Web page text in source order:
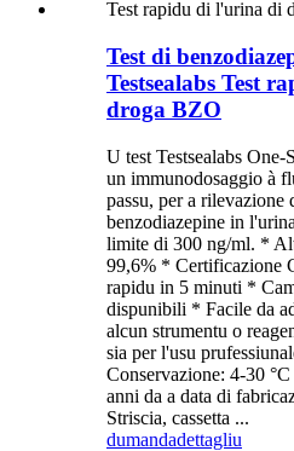
Test di
Testsealabs Test
droga BZO
U test Testsealabs
un immunodosaggio à
passu, per a rilevazione
benzodiazepine in
limite di 300 ng/ml. *
99,6% * Certificazione
rapidu in 5 minuti *
dispunibili * Facile da
alcun strumentu o
sia per l'usu
Conservazione: 4-30
anni da a data di
Striscia, cassetta ...
dumandadettagliu